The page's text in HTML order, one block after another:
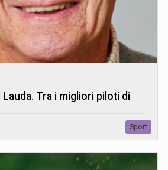
Tra i migliori piloti di
Sport